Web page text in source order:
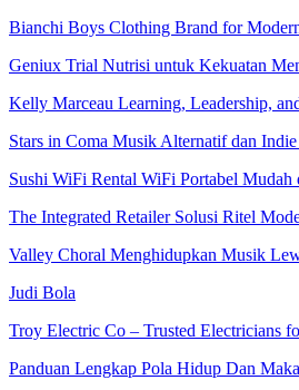
Bianchi Boys Clothing Brand for
Geniux Trial Nutrisi untuk Kekuatan
Kelly Marceau Learning, Leadership,
Stars in Coma Musik Alternatif dan
Sushi WiFi Rental WiFi Portabel Mudah
The Integrated Retailer Solusi Ritel
Valley Choral Menghidupkan Musik
Judi Bola
Troy Electric Co – Trusted Electricians
Panduan Lengkap Pola Hidup Dan